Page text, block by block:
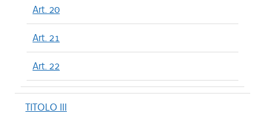
Art. 20
Art. 21
Art. 22
TITOLO III